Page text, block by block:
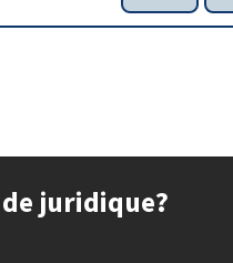
juridique?